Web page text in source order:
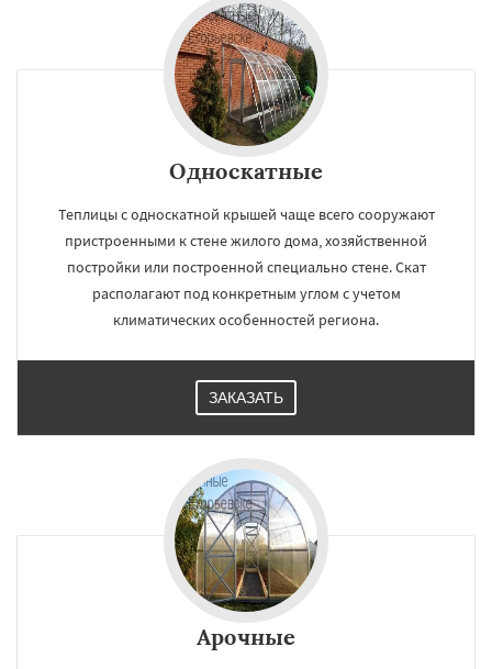
Односкатные
Теплицы с односкатной крышей чаще всего сооружают
пристроенными к стене жилого дома, хозяйственной
постройки или построенной специально стене. Скат
располагают под конкретным углом с учетом
климатических особенностей региона.
ЗАКАЗАТЬ
Арочные